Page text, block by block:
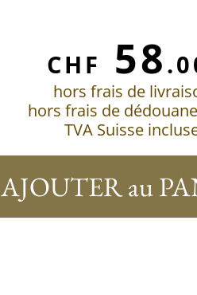
CHF 58
hors frais de
hors frais de
TVA Suisse
AJOUTER au